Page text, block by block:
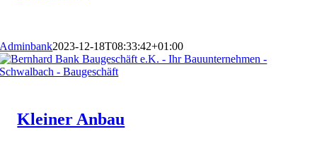
Adminbank2023-12-18T08:33:42+01:00
Kleiner Anbau